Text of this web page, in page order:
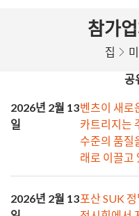
참가
집
공
2026년 2월 13
일
벤츠이 새로
카트리지는
수준의 품질
래로 이끌고
2026년 2월 13포산 SUK